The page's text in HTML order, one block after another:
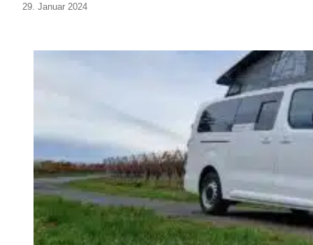
29. Januar 2024